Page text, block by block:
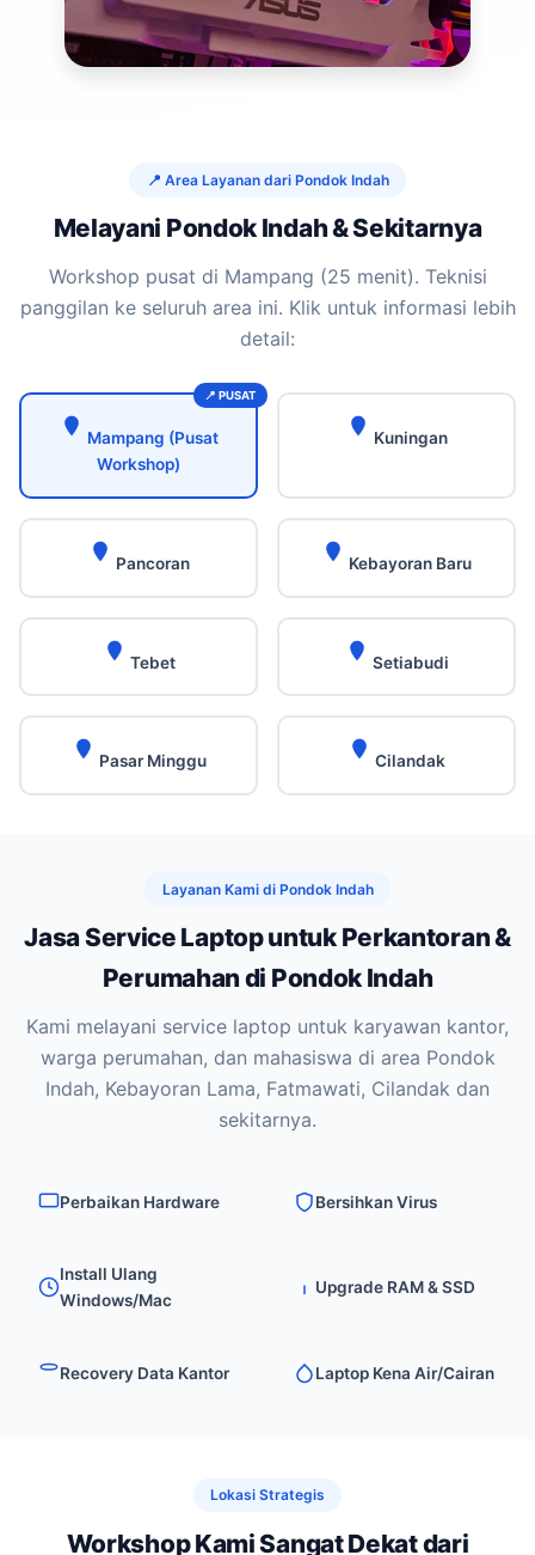
📍 Area Layanan dari Pondok Indah
Melayani Pondok Indah & Sekitarnya
Workshop pusat di Mampang (25 menit). Teknisi
panggilan ke seluruh area ini. Klik untuk informasi lebih
detail:
Mampang (Pusat
Workshop)
Kuningan
Pancoran Kebayoran Baru
Tebet Setiabudi
Pasar Minggu Cilandak
Layanan Kami di Pondok Indah
Jasa Service Laptop untuk Perkantoran &
Perumahan di Pondok Indah
Kami melayani service laptop untuk karyawan kantor,
warga perumahan, dan mahasiswa di area Pondok
Indah, Kebayoran Lama, Fatmawati, Cilandak dan
sekitarnya.
Perbaikan Hardware Bersihkan Virus
Install Ulang
Windows/Mac
Upgrade RAM & SSD
Recovery Data Kantor Laptop Kena Air/Cairan
Lokasi Strategis
Workshop Kami Sangat Dekat dari